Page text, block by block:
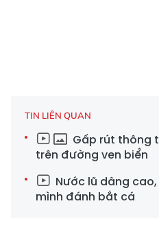
TIN LIÊN QUAN
Gấp rút thông
trên đường ven biển
Nước lũ dâng
mình đánh bắt cá